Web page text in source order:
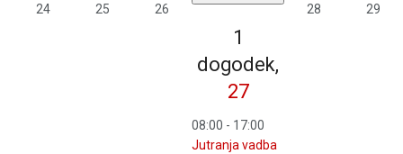
24
25
26
1
dogodek,
27
08:00 - 17:00
Jutranja vadba
28
29